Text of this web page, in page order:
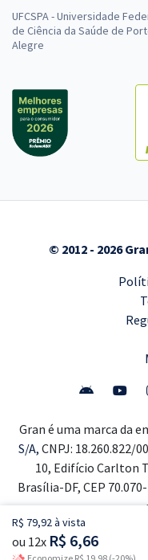
R$ 79,92 à vista
ou 12x R$ 6,66
UFCSPA - Universidade
de Ciência da Saúde de
Alegre
© 2012 - 2026
Gran é uma marca da
S/A, CNPJ: 18.260.822/
10, Edifício Carlton
Brasília-DF, CEP